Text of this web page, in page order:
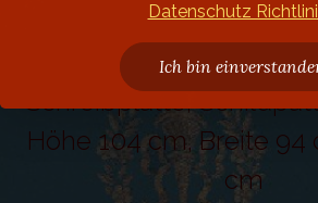
Antiker
Spätbiedermeier,
Schreibplatte,
Höhe 104 cm, Breite 94
cm
Datenschutz
Ich bin